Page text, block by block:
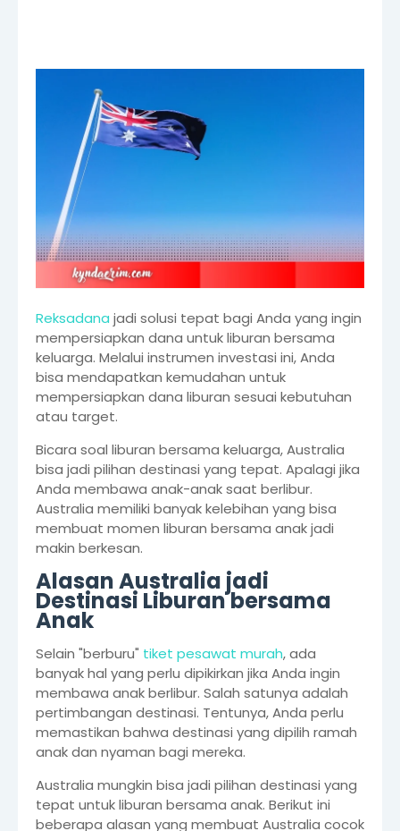
Reksadana jadi solusi tepat bagi Anda yang ingin
mempersiapkan dana untuk liburan bersama
keluarga. Melalui instrumen investasi ini, Anda
bisa mendapatkan kemudahan untuk
mempersiapkan dana liburan sesuai kebutuhan
atau target.
Bicara soal liburan bersama keluarga, Australia
bisa jadi pilihan destinasi yang tepat. Apalagi jika
Anda membawa anak-anak saat berlibur.
Australia memiliki banyak kelebihan yang bisa
membuat momen liburan bersama anak jadi
makin berkesan.
Alasan Australia jadi
Destinasi Liburan bersama
Anak
Selain "berburu" tiket pesawat murah, ada
banyak hal yang perlu dipikirkan jika Anda ingin
membawa anak berlibur. Salah satunya adalah
pertimbangan destinasi. Tentunya, Anda perlu
memastikan bahwa destinasi yang dipilih ramah
anak dan nyaman bagi mereka.
Australia mungkin bisa jadi pilihan destinasi yang
tepat untuk liburan bersama anak. Berikut ini
beberapa alasan yang membuat Australia cocok